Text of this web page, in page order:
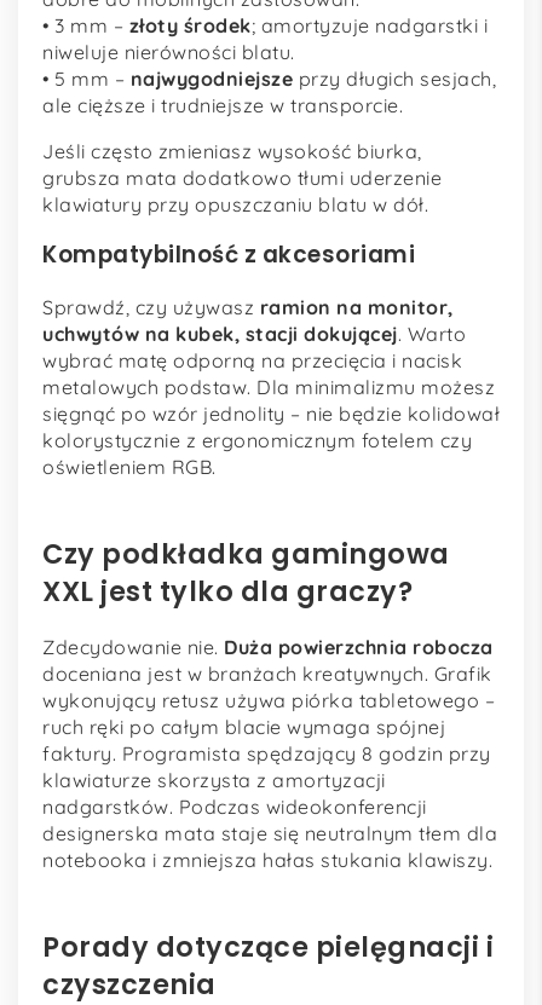
• 3 mm – złoty środek; amortyzuje nadgarstki i
niweluje nierówności blatu.
• 5 mm – najwygodniejsze przy długich sesjach,
ale cięższe i trudniejsze w transporcie.
Jeśli często zmieniasz wysokość biurka,
grubsza mata dodatkowo tłumi uderzenie
klawiatury przy opuszczaniu blatu w dół.
Kompatybilność z akcesoriami
Sprawdź, czy używasz ramion na monitor,
uchwytów na kubek, stacji dokującej. Warto
wybrać matę odporną na przecięcia i nacisk
metalowych podstaw. Dla minimalizmu możesz
sięgnąć po wzór jednolity – nie będzie kolidował
kolorystycznie z ergonomicznym fotelem czy
oświetleniem RGB.
Czy podkładka gamingowa
XXL jest tylko dla graczy?
Zdecydowanie nie. Duża powierzchnia robocza
doceniana jest w branżach kreatywnych. Grafik
wykonujący retusz używa piórka tabletowego –
ruch ręki po całym blacie wymaga spójnej
faktury. Programista spędzający 8 godzin przy
klawiaturze skorzysta z amortyzacji
nadgarstków. Podczas wideokonferencji
designerska mata staje się neutralnym tłem dla
notebooka i zmniejsza hałas stukania klawiszy.
Porady dotyczące pielęgnacji i
czyszczenia